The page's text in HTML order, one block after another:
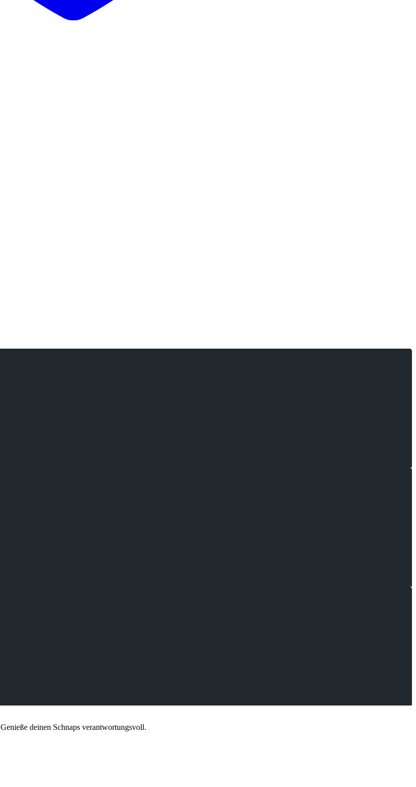
Genieße deinen Schnaps verantwortungsvoll.